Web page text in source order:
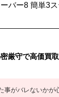
バー8 簡単3
厳守で高価買取
事がバレないかが